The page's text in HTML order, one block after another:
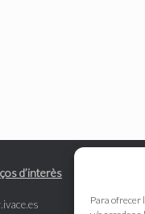
Para ofrecer
d’interès